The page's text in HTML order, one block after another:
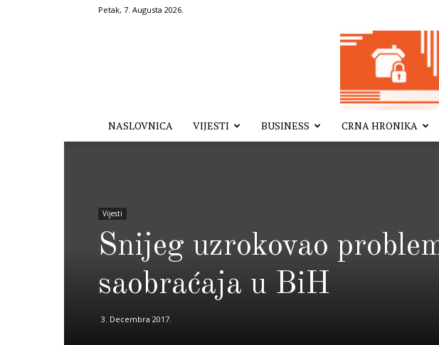
Petak, 7. Augusta 2026.
NASLOVNICA VIJESTI BUSINESS CRNA HRONIKA
Vijesti
Snijeg uzrokovao
saobraćaja u BiH
3. Decembra 2017.